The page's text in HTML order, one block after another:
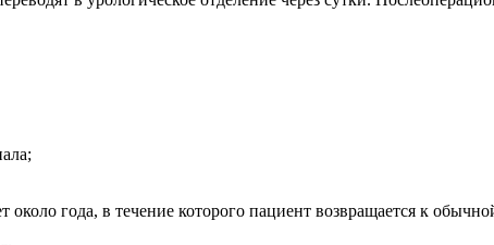
года, в течение которого пациент возвращается к